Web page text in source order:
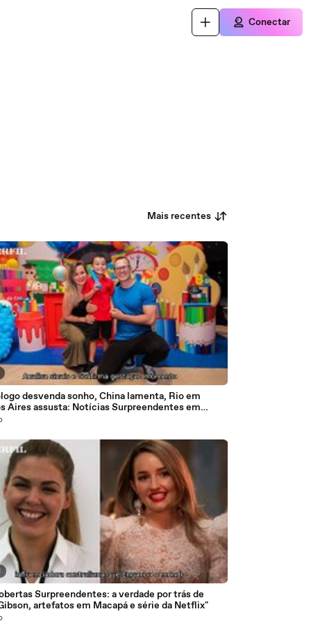
Conectar
Mais recentes
desvenda sonho, China lamenta, Rio em
Aires assusta: Notícias Surpreendentes em
Surpreendentes: a verdade por trás de
artefatos em Macapá e série da Netflix"